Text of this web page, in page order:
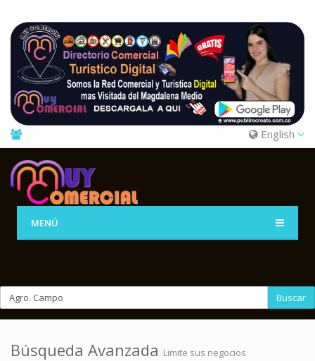
English
MENÚ
Buscar
Búsqueda Avanzada Limite sus negocios